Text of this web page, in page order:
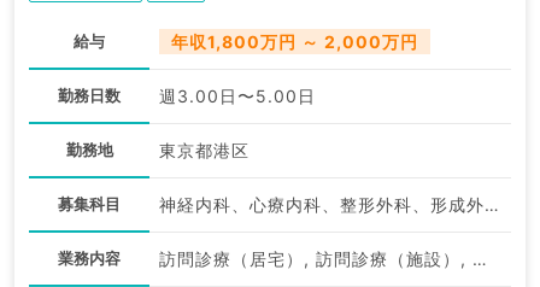
給与 年収1,800万円 ～ 2,000万円
勤務日数 週3.00日〜5.00日
勤務地 東京都港区
募集科目 神経内科、心療内科、整形外科、形成外科、美容外科、脳神経外科、呼吸器外科、心臓血管外科、小児外科、泌尿器科、一般内科、循環器内科、呼吸器内科、消化器内科、内分泌・代謝内科、腎臓内科、老年内科、外科系全般、一般外科、消化器外科、乳腺外科、膠原病科、スポーツ整形外科、大腸・肛門外科、脊髄・脊椎外科
業務内容 訪問診療（居宅）, 訪問診療（施設）, その他